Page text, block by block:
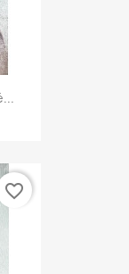
favorite_border